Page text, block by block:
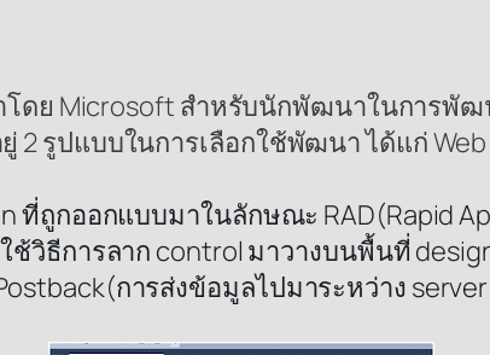
ดย Microsoft สำหรับนักพัฒนาในการพั
รูปแบบในการเลือกใช้พัฒนา ได้แก่ Web
ที่ถูกออกแบบมาในลักษณะ RAD(Rapid
ช้วิธีการลาก control มาวางบนพื้นที่
การส่งข้อมูลไปมาระหว่าง